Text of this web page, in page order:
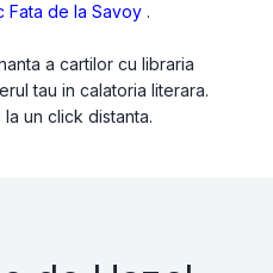
Fata de la Savoy .
a cartilor cu libraria
tau in calatoria literara.
un click distanta.